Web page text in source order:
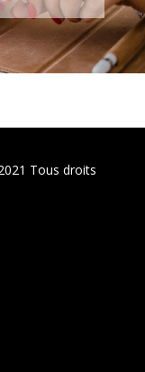
Tous droits